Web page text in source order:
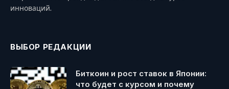
инноваций.
ВЫБОР РЕДАКЦИИ
Биткоин и рост ставок в Японии:
что будет с курсом и почему